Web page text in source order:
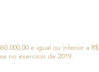
e igual ou inferior a R$
no exercício de 2019.